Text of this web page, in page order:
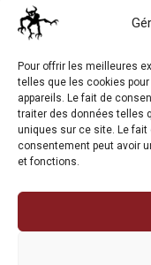
Pour offrir les meilleures
telles que les cookies
appareils. Le fait de
traiter des données telles
uniques sur ce site. Le fait
consentement peut avoir
et fonctions.
La RC n'est pas notre